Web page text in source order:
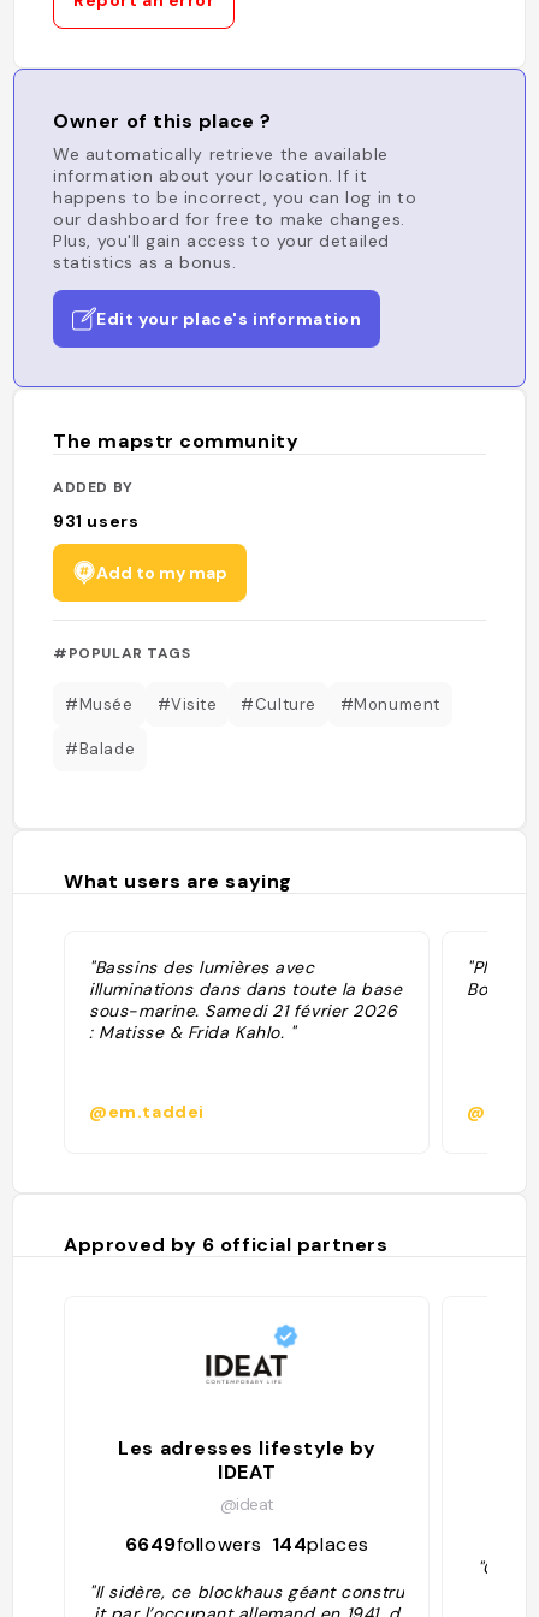
Owner of this place ?
We automatically retrieve the available
information about your location. If it
happens to be incorrect, you can log in to
our dashboard for free to make changes.
Plus, you'll gain access to your detailed
statistics as a bonus.
Edit your place's information
The mapstr community
ADDED BY
931 users
Add to my map
#POPULAR TAGS
#Musée #Visite #Culture #Monument
#Balade
What users are saying
"Bassins des lumières avec
illuminations dans dans toute la base
sous-marine. Samedi 21 février 2026
: Matisse & Frida Kahlo. "
@em.taddei
"Plus
@
Approved by 6 official partners
Les adresses lifestyle by
IDEAT
@ideat
6649followers 144places
"Il sidère, ce blockhaus géant constru